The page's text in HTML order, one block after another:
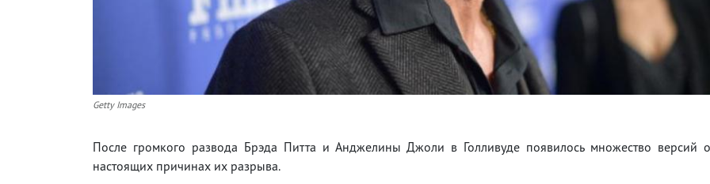
Getty Images
После громкого развода Брэда Питта и Анджелины Джоли в Голливуде появилось множество версий о
настоящих причинах их разрыва.